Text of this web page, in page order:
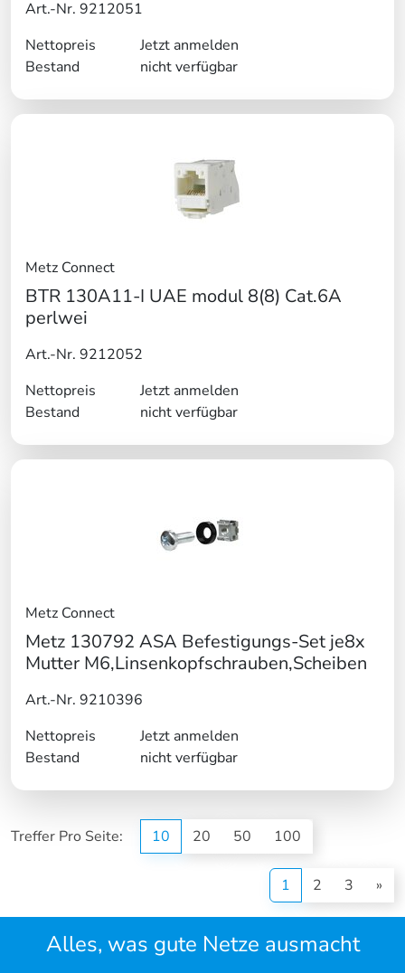
Art.-Nr. 9212051
Nettopreis
Jetzt anmelden
Bestand
nicht verfügbar
Metz Connect
BTR 130A11-I UAE modul 8(8) Cat.6A
perlwei
Art.-Nr. 9212052
Nettopreis
Jetzt anmelden
Bestand
nicht verfügbar
Metz Connect
Metz 130792 ASA Befestigungs-Set je8x
Mutter M6,Linsenkopfschrauben,Scheiben
Art.-Nr. 9210396
Nettopreis
Jetzt anmelden
Bestand
nicht verfügbar
Treffer Pro Seite: 10 20 50 100
1 (current)
2 3 »
Alles, was gute Netze ausmacht